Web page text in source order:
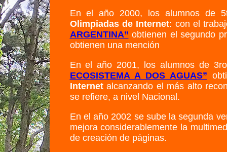
En el año 2000, los alumnos de
Olimpiadas de Internet: con el
ARGENTINA” obtienen el segundo
obtienen una mención
En el año 2001, los alumnos de
ECOSISTEMA A DOS AGUAS”
Internetalcanzando el más alto
se refiere, a nivel Nacional.
En el año 2002 se sube la segunda
mejora considerablemente la
de creación de páginas.